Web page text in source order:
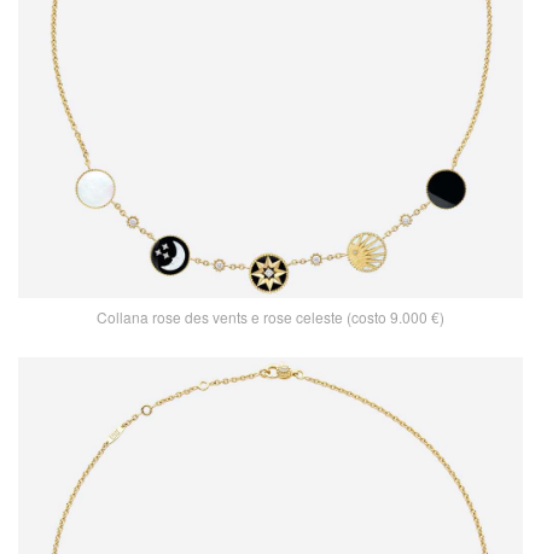
Collana rose des vents e rose celeste (costo 9.000 €)